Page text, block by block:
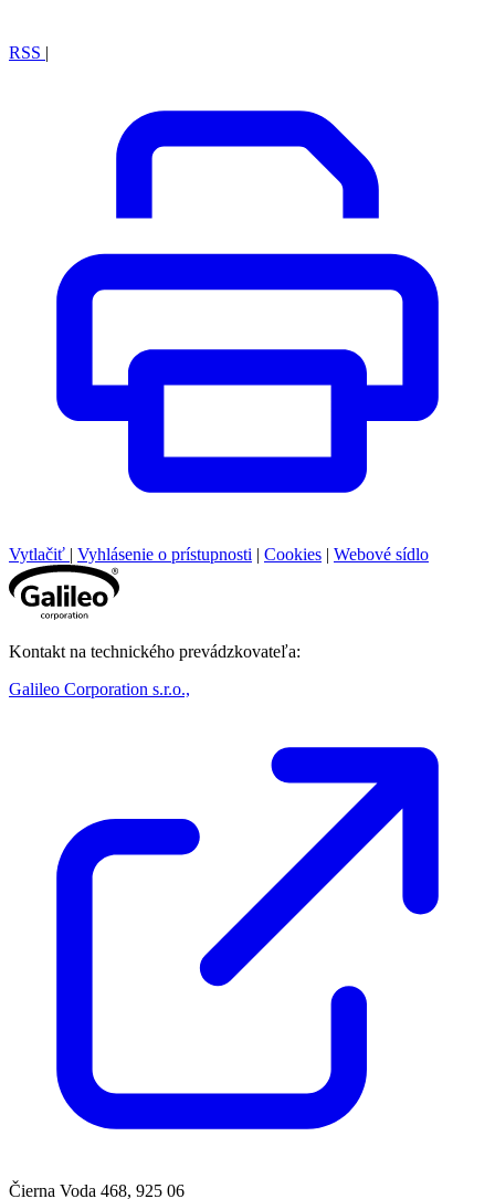
RSS |
Vytlačiť | Vyhlásenie o prístupnosti | Cookies | Webové sídlo
Kontakt na technického prevádzkovateľa:
Galileo Corporation s.r.o.,
Čierna Voda 468, 925 06